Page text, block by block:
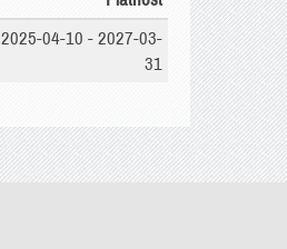
2025-04-10 - 2027-03-
31